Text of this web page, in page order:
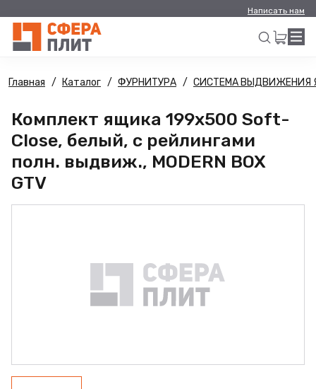
Написать нам
Искать
Главная Каталог ФУРНИТУРА СИСТЕМА ВЫДВИЖЕНИЯ
Комплект ящика 199х500 Soft-
Close, белый, с рейлингами
полн. выдвиж., MODERN BOX
GTV